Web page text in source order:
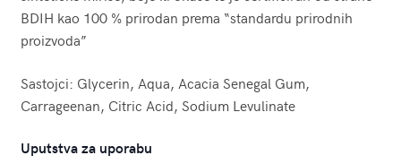
BDIH kao 100 % prirodan prema “standardu prirodnih
proizvoda”
Sastojci: Glycerin, Aqua, Acacia Senegal Gum,
Carrageenan, Citric Acid, Sodium Levulinate
Uputstva za uporabu